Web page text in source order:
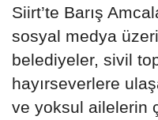
Siirt’te Barış
sosyal medya
belediyeler, sivil
hayırseverlere
ve yoksul ailelerin